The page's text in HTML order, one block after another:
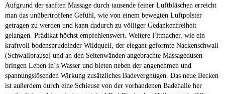
Aufgrund der sanften Massage durch tausende feiner Luftbläschen erreicht
man das unübertroffene Gefühl, wie von einem bewegten Luftpolster
getragen zu werden und kann dadurch zu völliger Gedankenfreiheit
gelangen. Prädikat höchst empfehlenswert. Weitere Fitmacher, wie ein
kraftvoll bodensprudelnder Wildquell, der elegant geformte Nackenschwall
(Schwallbrause) und an den Seitenwänden angebrachte Massagedüsen
bringen Leben in´s Wasser und bieten neben der angenehmen und
spannungslösenden Wirkung zusätzliches Badevergnügen. Das neue Becken
ist außerdem durch eine Schleuse von der vorhandenen Badehalle her